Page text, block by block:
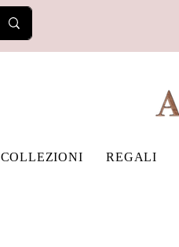
COLLEZIONI REGALI